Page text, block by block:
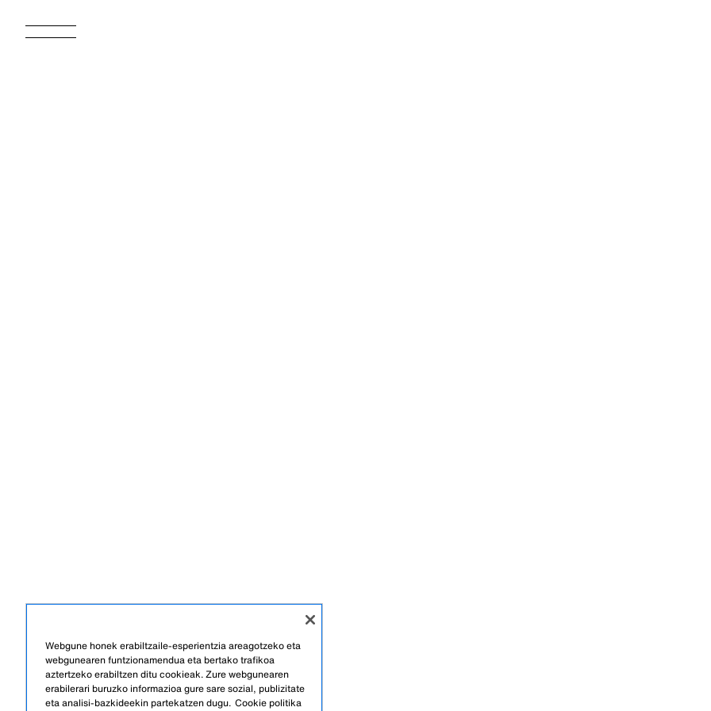
Webgune honek erabiltzaile-esperientzia areagotzeko eta
webgunearen funtzionamendua eta bertako trafikoa
aztertzeko erabiltzen ditu cookieak. Zure webgunearen
erabilerari buruzko informazioa gure sare sozial, publizitate
eta analisi-bazkideekin partekatzen dugu. Cookie politika